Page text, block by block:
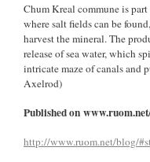
Chum Kreal commune is
where salt fields can be
harvest the mineral. The
release of sea water, which
intricate maze of canals and
Axelrod)
Published on
http://www.ruom.net/blog/